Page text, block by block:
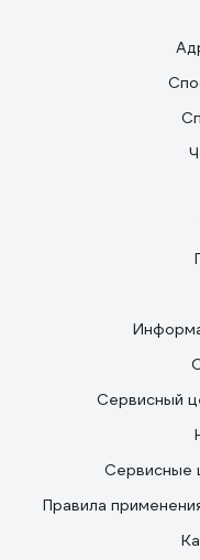
Сервисный
Сервисные
Правила